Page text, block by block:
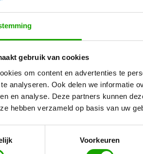
gebruik van cookies
om content en advertenties te
analyseren. Ook delen we informatie
en analyse. Deze partners kunnen
hebben verzameld op basis van uw
Voorkeuren
bovendien wél exclusief aan de
wordt gesteld (= exclusief
gaat) dan is er sprake van
mag je door de Wab vanaf 1
medewerkers krijgen exact
in dienst van de inlener.
versus payroll na invoering